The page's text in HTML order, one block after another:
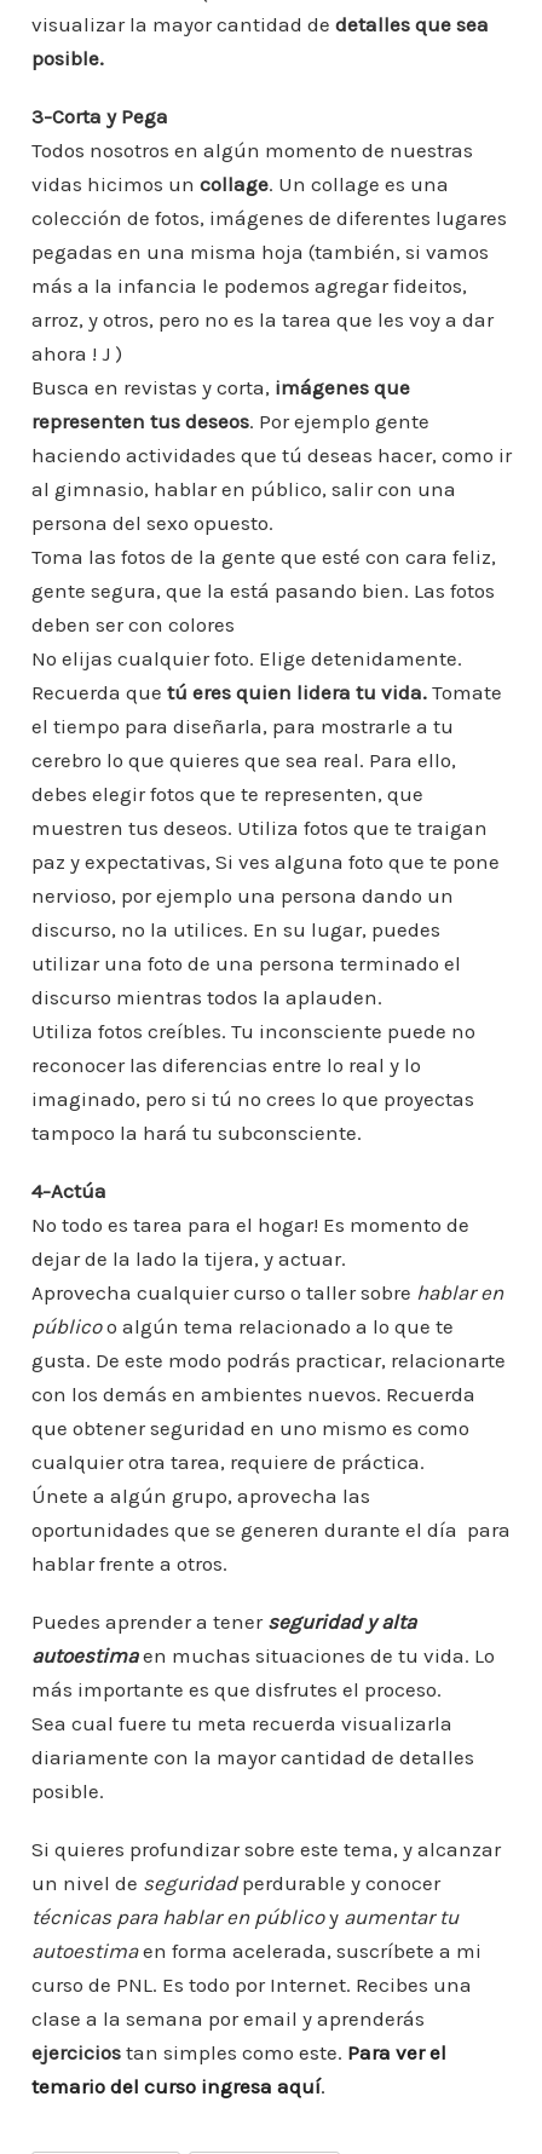
visualizar la mayor cantidad de detalles que sea
posible.
3-Corta y Pega
Todos nosotros en algún momento de nuestras
vidas hicimos un collage. Un collage es una
colección de fotos, imágenes de diferentes lugares
pegadas en una misma hoja (también, si vamos
más a la infancia le podemos agregar fideitos,
arroz, y otros, pero no es la tarea que les voy a dar
ahora ! J )
Busca en revistas y corta, imágenes que
representen tus deseos. Por ejemplo gente
haciendo actividades que tú deseas hacer, como ir
al gimnasio, hablar en público, salir con una
persona del sexo opuesto.
Toma las fotos de la gente que esté con cara feliz,
gente segura, que la está pasando bien. Las fotos
deben ser con colores
No elijas cualquier foto. Elige detenidamente.
Recuerda que tú eres quien lidera tu vida.Tomate
el tiempo para diseñarla, para mostrarle a tu
cerebro lo que quieres que sea real. Para ello,
debes elegir fotos que te representen, que
muestren tus deseos. Utiliza fotos que te traigan
paz y expectativas, Si ves alguna foto que te pone
nervioso, por ejemplo una persona dando un
discurso, no la utilices. En su lugar, puedes
utilizar una foto de una persona terminado el
discurso mientras todos la aplauden.
Utiliza fotos creíbles. Tu inconsciente puede no
reconocer las diferencias entre lo real y lo
imaginado, pero si tú no crees lo que proyectas
tampoco la hará tu subconsciente.
4-Actúa
No todo es tarea para el hogar! Es momento de
dejar de la lado la tijera, y actuar.
Aprovecha cualquier curso o taller sobre hablar en
públicoo algún tema relacionado a lo que te
gusta. De este modo podrás practicar, relacionarte
con los demás en ambientes nuevos. Recuerda
que obtener seguridad en uno mismo es como
cualquier otra tarea, requiere de práctica.
Únete a algún grupo, aprovecha las
oportunidades que se generen durante el día para
hablar frente a otros.
Puedes aprender a tener seguridad y alta
autoestimaen muchas situaciones de tu vida. Lo
más importante es que disfrutes el proceso.
Sea cual fuere tu meta recuerda visualizarla
diariamente con la mayor cantidad de detalles
posible.
Si quieres profundizar sobre este tema, y alcanzar
un nivel de seguridadperdurable y conocer
técnicas para hablar en públicoy aumentar tu
autoestimaen forma acelerada, suscríbete a mi
curso de PNL. Es todo por Internet. Recibes una
clase a la semana por email y aprenderás
ejerciciostan simples como este. Para ver el
temario del curso ingresa aquí.